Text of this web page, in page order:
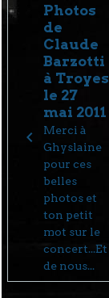
Photos
de
Claude
Barzotti
à Troyes
le 27
mai 2011
Merci à
Ghyslaine
pour ces
belles
photos et
ton petit
mot sur le
concert...Et
de nous...